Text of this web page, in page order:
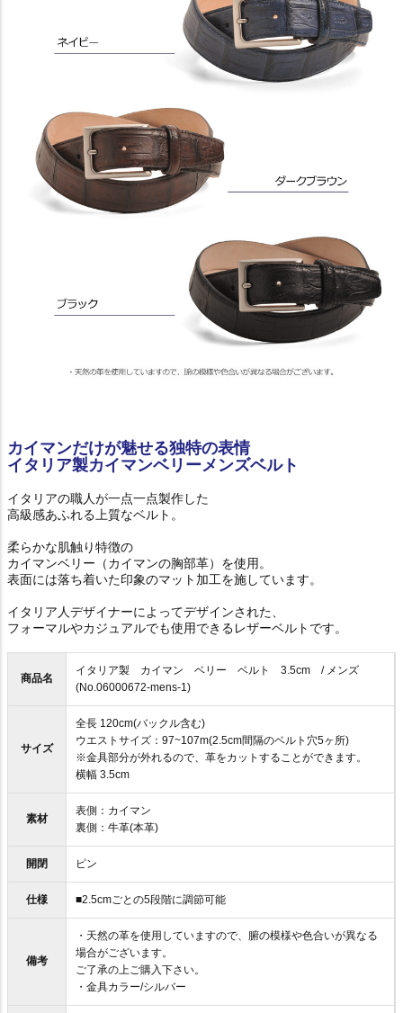
カイマンだけが魅せる独特の表情
イタリア製カイマンベリーメンズベルト
イタリアの職人が一点一点製作した
高級感あふれる上質なベルト。
柔らかな肌触り特徴の
カイマンベリー（カイマンの胸部革）を使用。
表面には落ち着いた印象のマット加工を施しています。
イタリア人デザイナーによってデザインされた、
フォーマルやカジュアルでも使用できるレザーベルトです。
商品名
イタリア製 カイマン ベリー ベルト 3.5cm / メンズ
(No.06000672-mens-1)
サイズ
全長 120cm(バックル含む)
ウエストサイズ：97~107m(2.5cm間隔のベルト穴5ヶ所)
※金具部分が外れるので、革をカットすることができます。
横幅 3.5cm
素材
表側：カイマン
裏側：牛革(本革)
開閉 ピン
仕様 ■2.5cmごとの5段階に調節可能
備考
・天然の革を使用していますので、腑の模様や色合いが異なる
場合がございます。
ご了承の上ご購入下さい。
・金具カラー/シルバー